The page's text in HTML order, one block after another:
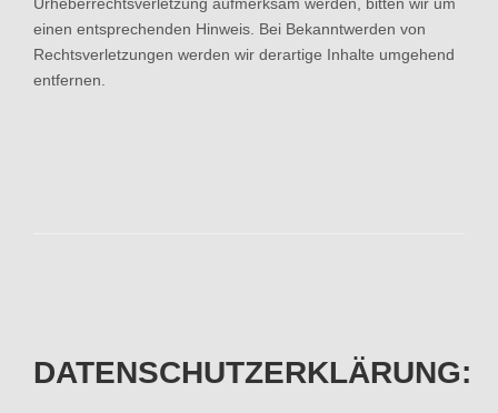
einen entsprechenden Hinweis. Bei Bekanntwerden von
Rechtsverletzungen werden wir derartige Inhalte umgehend
entfernen.
DATENSCHUTZERKLÄRUNG: